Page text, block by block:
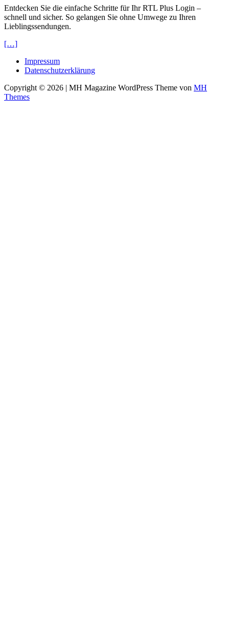
Entdecken Sie die einfache Schritte für Ihr RTL Plus Login –
schnell und sicher. So gelangen Sie ohne Umwege zu Ihren
Lieblingssendungen.
[…]
Impressum
Datenschutzerklärung
Copyright © 2026 | MH Magazine WordPress Theme von MH
Themes